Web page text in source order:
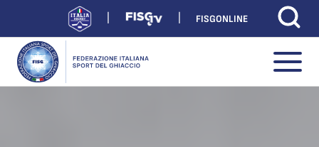
FISGONLINE